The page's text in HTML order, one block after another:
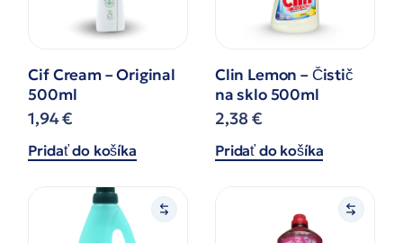
Cif Cream – Original
500ml
1,94€
Pridať do košíka
Clin Lemon – Čistič
na sklo 500ml
2,38€
Pridať do košíka